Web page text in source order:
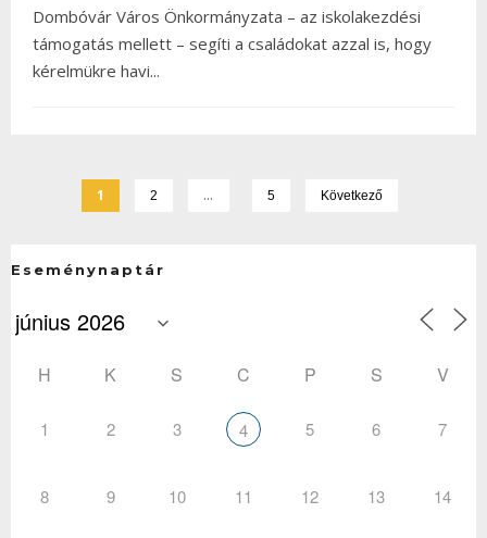
Dombóvár Város Önkormányzata – az iskolakezdési
támogatás mellett – segíti a családokat azzal is, hogy
kérelmükre havi...
1 2 … 5 Következő
Eseménynaptár
H K S C P S V
1 2 3 4 5 6 7
8 9 10 11 12 13 14